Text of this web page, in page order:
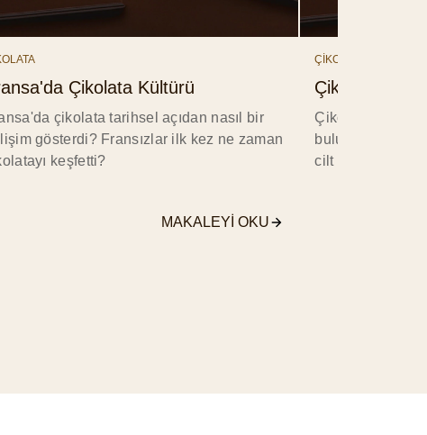
Çikolata Kültürü
çikolata tarihsel açıdan nasıl bir
gösterdi? Fransızlar ilk kez ne zaman
keşfetti?
MAKALEYI OKU
ÇİKOLATA
Çikolata
Çikolata
bulunan
cilt için şip şak